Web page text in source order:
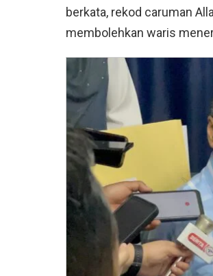
berkata, rekod caruman
membolehkan waris